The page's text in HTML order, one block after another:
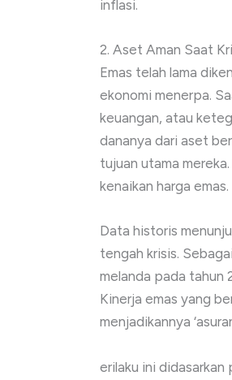
inflasi.
2. Aset Aman Saat
Emas telah lama
ekonomi menerpa.
keuangan, atau
dananya dari aset
tujuan utama
kenaikan harga emas.
Data historis
tengah krisis.
melanda pada tahun
Kinerja emas yang
menjadikannya
erilaku ini didasarkan